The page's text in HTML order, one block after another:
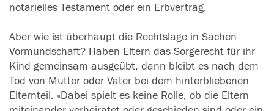
notarielles Testament oder ein Erbvertrag.
Aber wie ist überhaupt die Rechtslage in Sachen
Vormundschaft? Haben Eltern das Sorgerecht für ihr
Kind gemeinsam ausgeübt, dann bleibt es nach dem
Tod von Mutter oder Vater bei dem hinterbliebenen
Elternteil. «Dabei spielt es keine Rolle, ob die Eltern